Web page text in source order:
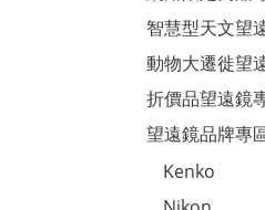
智慧型天文望
動物大遷徙望
折價品望遠鏡
望遠鏡品牌專
Kenko